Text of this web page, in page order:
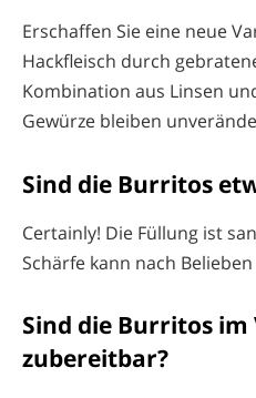
Erschaffen Sie eine neue
Hackfleisch durch
Kombination aus Linsen
Gewürze bleiben
Sind die Burritos
Certainly! Die Füllung ist
Schärfe kann nach
Sind die Burritos im
zubereitbar?